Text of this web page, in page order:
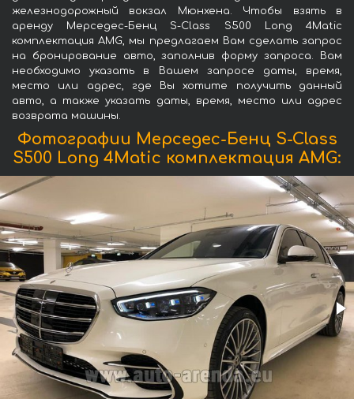
железнодорожный вокзал Мюнхена. Чтобы взять в
аренду Мерседес-Бенц S-Class S500 Long 4Matic
комплектация AMG, мы предлагаем Вам сделать запрос
на бронирование авто, заполнив форму запроса. Вам
необходимо указать в Вашем запросе даты, время,
место или адрес, где Вы хотите получить данный
авто, а также указать даты, время, место или адрес
возврата машины.
Фотографии Мерседес-Бенц S-Class
S500 Long 4Matic комплектация AMG: